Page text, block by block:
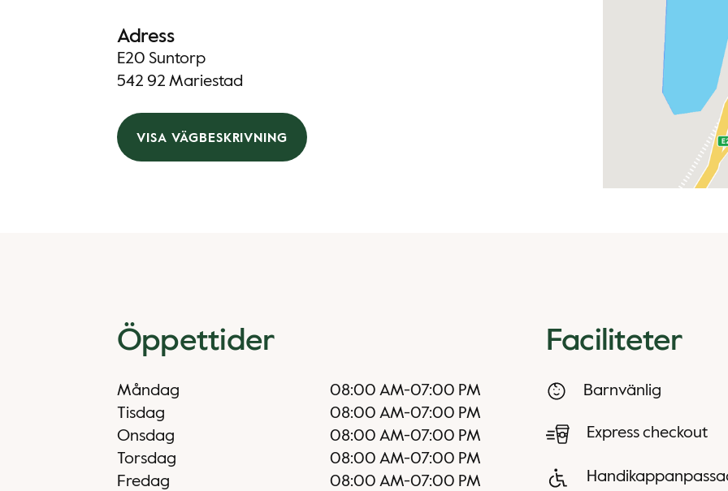
Adress
E20 Suntorp
542 92 Mariestad
VISA VÄGBESKRIVNING
Öppettider
Måndag 08:00 AM-07:00 PM
Tisdag
08:00 AM-07:00 PM
Onsdag
08:00 AM-07:00 PM
Torsdag
08:00 AM-07:00 PM
Fredag
08:00 AM-07:00 PM
Faciliteter
Barnvänlig
Express checkout